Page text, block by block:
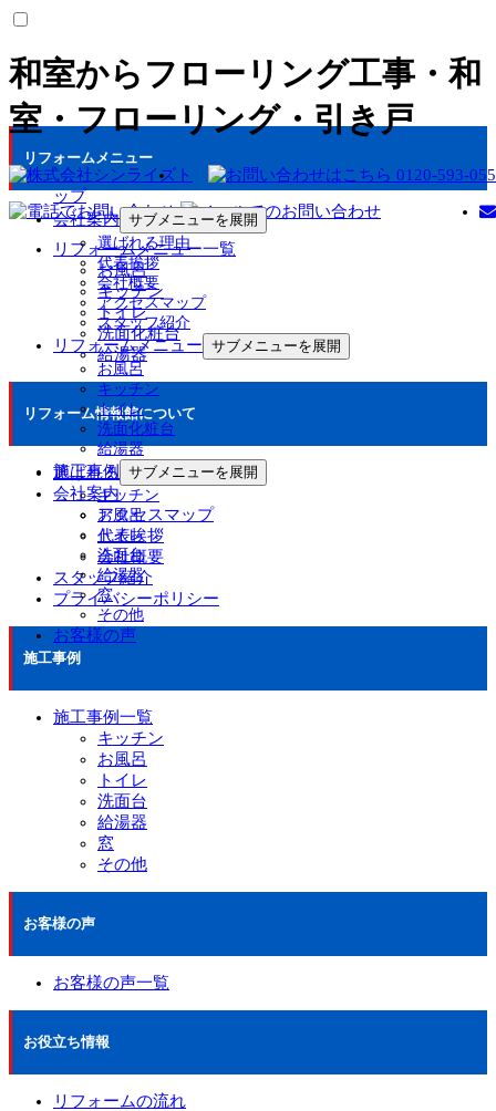
和室からフローリング工事・和
室・フローリング・引き戸
ト
ップ
会社案内 サブメニューを展開
選ばれる理由
代表挨拶
会社概要
アクセスマップ
スタッフ紹介
リフォームメニュー サブメニューを展開
お風呂
キッチン
トイレ
洗面化粧台
給湯器
施工事例
サブメニューを展開
キッチン
お風呂
トイレ
洗面台
給湯器
窓
その他
お客様の声
リフォームメニュー
リフォームメニュー一覧
お風呂
キッチン
トイレ
洗面化粧台
給湯器
リフォーム情報館について
選ばれる理由
会社案内
アクセスマップ
代表挨拶
会社概要
スタッフ紹介
プライバシーポリシー
施工事例
施工事例一覧
キッチン
お風呂
トイレ
洗面台
給湯器
窓
その他
お客様の声
お客様の声一覧
お役立ち情報
リフォームの流れ